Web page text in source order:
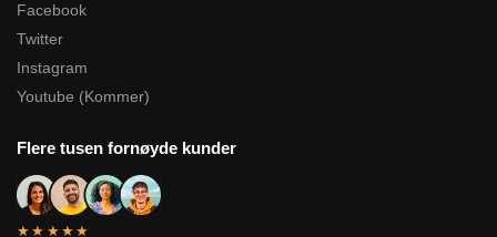
Facebook
Twitter
Instagram
Youtube (Kommer)
Flere tusen fornøyde kunder
★★★★★